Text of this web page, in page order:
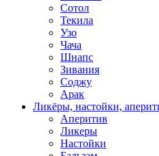
Сотол
Текила
Узо
Чача
Шнапс
Зивания
Соджу
Арак
Ликёры, настойки,
Аперитив
Ликеры
Настойки